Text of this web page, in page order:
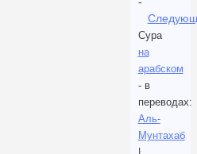
Сура
на
арабском
- в
переводах:
Аль-
Мунтахаб